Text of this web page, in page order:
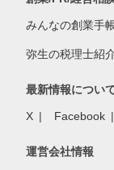
みんなの創業手
弥生の税理士紹
最新情報につい
X Facebook
運営会社情報